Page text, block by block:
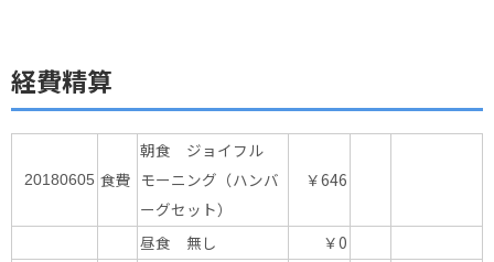
経費精算
20180605 食費
朝食 ジョイフル
モーニング（ハンバ
ーグセット）
￥646
昼食 無し
￥0